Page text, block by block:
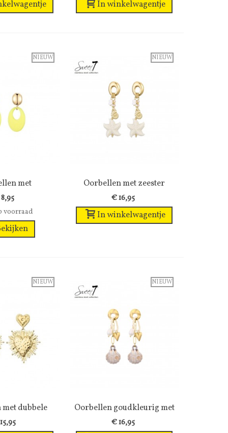
In winkelwagentje
NIEUW
met
knop...
voorraad
NIEUW
Wenslijst
Oorbellen met zeester
hanger en...
€ 16,95
In winkelwagentje
NIEUW
dubbele
NIEUW
Wenslijst
Oorbellen goudkleurig met
schelp...
€ 16,95